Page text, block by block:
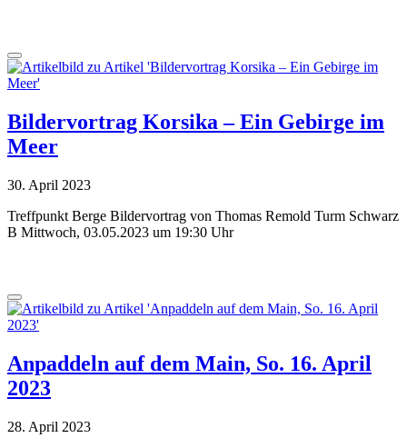
Bildervortrag Korsika – Ein Gebirge im
Meer
30. April 2023
Treffpunkt Berge Bildervortrag von Thomas Remold Turm Schwarz
B Mittwoch, 03.05.2023 um 19:30 Uhr
Anpaddeln auf dem Main, So. 16. April
2023
28. April 2023